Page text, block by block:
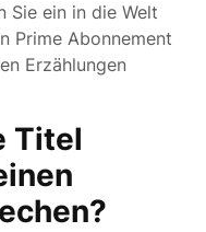
Sie ein in die Welt
Prime Abonnement
Erzählungen
Titel